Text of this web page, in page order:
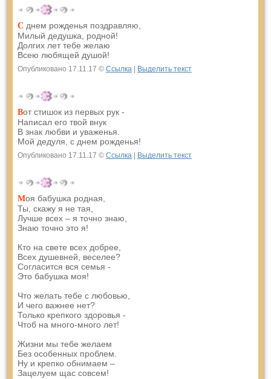
С днем рожденья поздравляю,
Милый дедушка, родной!
Долгих лет тебе желаю
Всею любящей душой!
Опубликовано 17.11.17 © Ссылка| Выделить текст
Вот стишок из первых рук -
Написал его твой внук
В знак любви и уваженья.
Мой дедуля, с днем рожденья!
Опубликовано 17.11.17 © Ссылка| Выделить текст
Моя бабушка родная,
Ты, скажу я не тая,
Лучше всех – я точно знаю,
Знаю точно это я!
Кто на свете всех добрее,
Всех душевней, веселее?
Согласится вся семья -
Это бабушка моя!
Что желать тебе с любовью,
И чего важнее нет?
Только крепкого здоровья -
Чтоб на много-много лет!
Жизни мы тебе желаем
Без особенных проблем.
Ну и крепко обнимаем –
Зацелуем щас совсем!